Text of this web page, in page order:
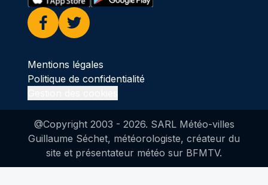
Facebook
Twitter
Mentions légales
Politique de confidentialité
@Copyright 2003 - 2026. SARL Météo-villes
Guillaume Séchet, météorologiste, créateur du
site et présentateur météo sur BFMTV.